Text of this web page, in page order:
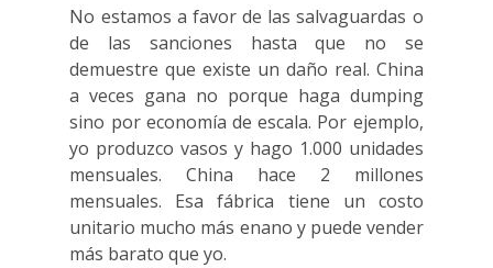
No estamos a favor de las salvaguardas o
de las sanciones hasta que no se
demuestre que existe un daño real. China
a veces gana no porque haga dumping
sino por economía de escala. Por ejemplo,
yo produzco vasos y hago 1.000 unidades
mensuales. China hace 2 millones
mensuales. Esa fábrica tiene un costo
unitario mucho más enano y puede vender
más barato que yo.